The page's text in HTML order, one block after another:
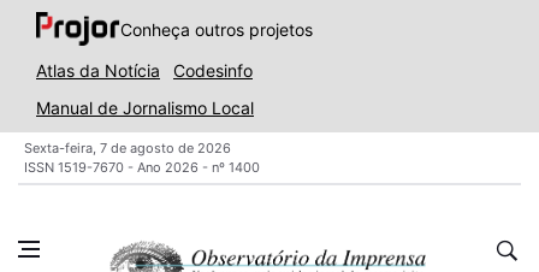
Conheça outros projetos
Atlas da Notícia
Codesinfo
Manual de Jornalismo Local
Sexta-feira, 7 de agosto de 2026
ISSN 1519-7670 - Ano 2026 - nº 1400